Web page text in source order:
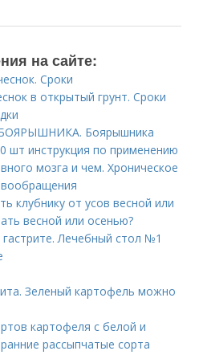
на сайте:
Сроки
в открытый грунт. Сроки
БОЯРЫШНИКА. Боярышника
шт инструкция по применению
мозга и чем. Хроническое
клубнику от усов весной или
весной или осенью?
Лечебный стол №1
Зеленый картофель можно
картофеля с белой и
рассыпчатые сорта